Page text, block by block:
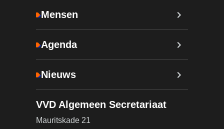
Mensen
Agenda
Nieuws
VVD Algemeen Secretariaat
Mauritskade 21